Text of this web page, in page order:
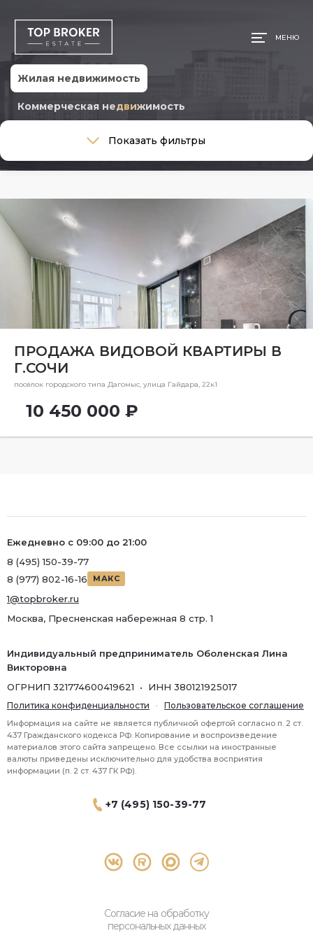
МЕНЮ
Жилая недвижимость
Коммерческая недвижимость
Тип сделки
Тип недвижимости
Общая площадь, м
Ремонт
Ремонт
Район
Район
Метро
Показать фильтры
ПРОДАЖА ВИДОВОЙ КВАРТИРЫ В
Г.СОЧИ
посёлок городского типа Дагомыс, улица Гайдара, 22к1
10 450 000 ₽
+7 (495) 150-39-77
Согласие на обработку
персональных данных
Ежедневно с 09:00 до 21:00
8 (495) 150-39-77
8 (977) 802-16-16
МАКС
1@topbroker.ru
Москва, Пресненская набережная 8 стр. 1
Индивидуальный предприниматель Оболенская Лина
Викторовна
ОГРНИП 321774600419621 • ИНН 380121925017
Политика конфиденциальности · Пользовательское соглашение
Информация на сайте не является публичной офертой согласно п. 2 ст.
437 Гражданского кодекса РФ. Копирование и воспроизведение
материалов этого сайта запрещено. Все ссылки на иностранные
валюты приведены исключительно для удобства восприятия
информации (п. 2 ст. 437 ГК РФ).